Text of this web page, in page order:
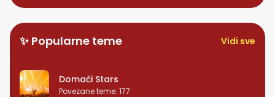
✨ Popularne teme Vidi sve
Domaći Stars
Povezane teme: 177